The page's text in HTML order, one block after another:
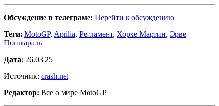
Обсуждение в телеграме: Перейти к обсуждению
Теги: MotoGP, Aprilia, Регламент, Хорхе Мартин, Эрве
Поншараль
Дата: 26.03.25
Источник: crash.net
Редактор: Все о мире MotoGP